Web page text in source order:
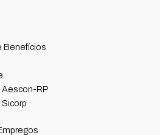
Benefícios
Aescon-RP
Sicorp